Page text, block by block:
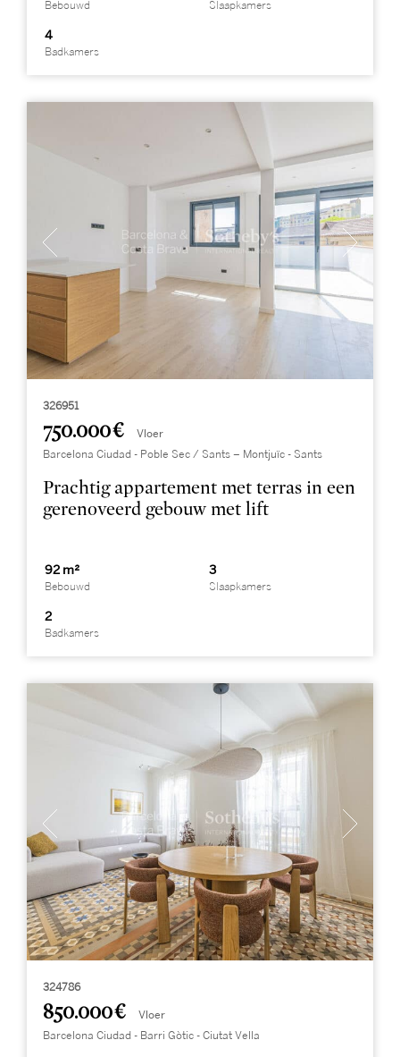
Bebouwd Slaapkamers
4
Badkamers
326951
750.000 € Vloer
Barcelona Ciudad - Poble Sec / Sants – Montjuïc - Sants
Prachtig appartement met terras in een
gerenoveerd gebouw met lift
92 m²
Bebouwd
3
Slaapkamers
2
Badkamers
324786
850.000 € Vloer
Barcelona Ciudad - Barri Gòtic - Ciutat Vella